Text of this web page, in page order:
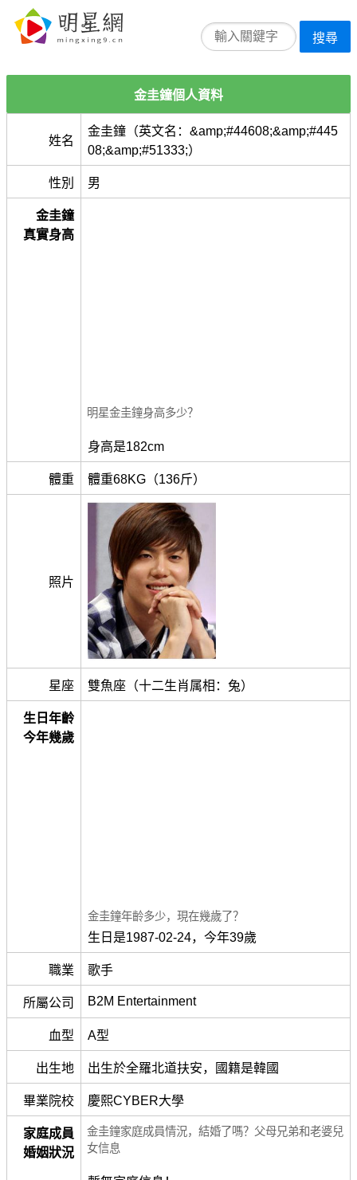
搜尋
金圭鐘個人資料
姓名
金圭鐘（英文名：&amp;#44608;&amp;#445
08;&amp;#51333;）
性別 男
金圭鐘
真實身高
明星金圭鐘身高多少？
身高是182cm
體重 體重68KG（136斤）
照片
星座 雙魚座（十二生肖属相：兔）
生日年齡
今年幾歲
金圭鐘年齡多少，現在幾歲了？
生日是1987-02-24，今年39歲
職業 歌手
所屬公司 B2M Entertainment
血型 A型
出生地 出生於全羅北道扶安，國籍是韓國
畢業院校 慶熙CYBER大學
家庭成員
婚姻狀況
金圭鐘家庭成員情況，結婚了嗎？父母兄弟和老婆兒
女信息